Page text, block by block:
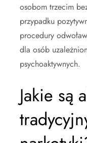
osobom trzecim
przypadku
procedury
dla osób
psychoaktywnych.
Jakie są